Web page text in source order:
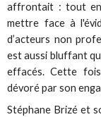
affrontait : tout en
mettre face à
d’acteurs non
est aussi bluffant
effacés. Cette
dévoré par son
Stéphane Brizé et